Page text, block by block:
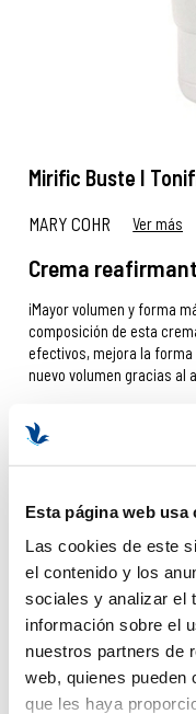
Esta página web usa
Las cookies de este
el contenido y los
sociales y analizar el
información sobre el
nuestros partners de
web, quienes pueden
que les haya
Mirific Buste I
MARY COHR Ver más
Crema
¡Mayor volumen y forma
composición de esta
efectivos, mejora la forma
nuevo volumen gracias al
Ups,